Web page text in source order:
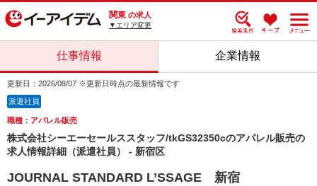
関東 の求人
▼エリア変更
仕事情報 企業情報
更新日：2026/08/07 ※更新日時点の最新情報です
派遣社員
職種：アパレル販売
株式会社シーエーセールススタッフ/tkGS32350cのアパレル販売の
求人情報詳細（派遣社員） - 新宿区
JOURNAL STANDARD L’SSAGE 新宿